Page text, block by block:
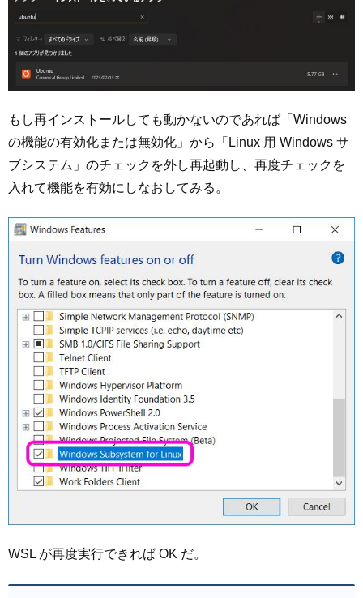
もし再インストールしても動かないのであれば「Windows
の機能の有効化または無効化」から「Linux 用 Windows サ
ブシステム」のチェックを外し再起動し、再度チェックを
入れて機能を有効にしなおしてみる。
WSL が再度実行できれば OK だ。